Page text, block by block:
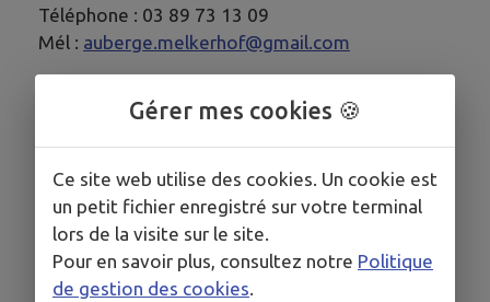
Téléphone : 03 89 73 13 09
Mél : auberge.melkerhof@gmail.com
Président(e):
Madame LERESTEUX Corinne
COORDONNÉES
10 lieu-dit 'Le Melkerhof', 68590 Thannenkirch
Gérer mes cookies 🍪
Ce site web utilise des cookies. Un cookie est
un petit fichier enregistré sur votre terminal
lors de la visite sur le site.
Pour en savoir plus, consultez notre Politique
de gestion des cookies.